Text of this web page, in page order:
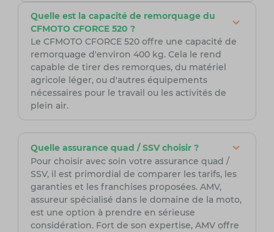
Quelle est la capacité de remorquage du
CFMOTO CFORCE 520 ?
Le CFMOTO CFORCE 520 offre une capacité de
remorquage d'environ 400 kg. Cela le rend
capable de tirer des remorques, du matériel
agricole léger, ou d'autres équipements
nécessaires pour le travail ou les activités de
plein air.
Quelle assurance quad / SSV choisir ?
Pour choisir avec soin votre assurance quad /
SSV, il est primordial de comparer les tarifs, les
garanties et les franchises proposées. AMV,
assureur spécialisé dans le domaine de la moto,
est une option à prendre en sérieuse
considération. Fort de son expertise, AMV offre